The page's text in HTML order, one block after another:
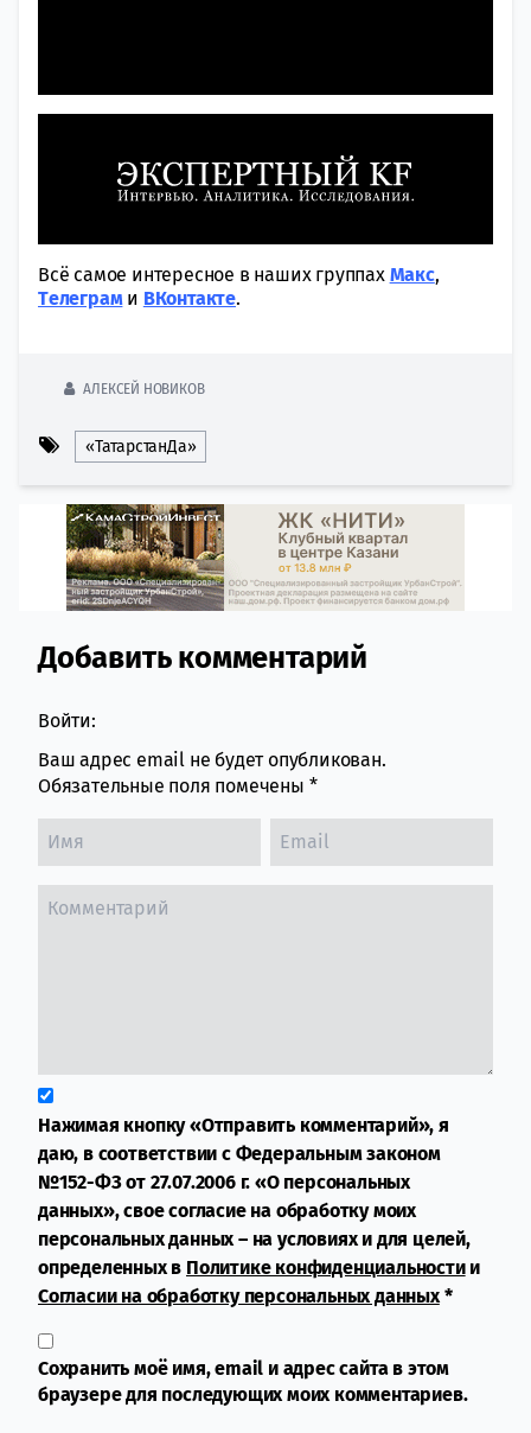
Всё самое интересное в наших группах Макс,
Tелеграми ВКонтакте.
АЛЕКСЕЙ НОВИКОВ
«ТатарстанДа»
Comment section
Добавить комментарий
Войти:
Ваш адрес email не будет опубликован.
Обязательные поля помечены *
Нажимая кнопку «Отправить комментарий», я
даю, в соответствии с Федеральным законом
№152-ФЗ от 27.07.2006 г. «О персональных
данных», свое согласие на обработку моих
персональных данных – на условиях и для целей,
определенных в Политике конфиденциальностии
Согласии на обработку персональных данных*
Сохранить моё имя, email и адрес сайта в этом
браузере для последующих моих комментариев.